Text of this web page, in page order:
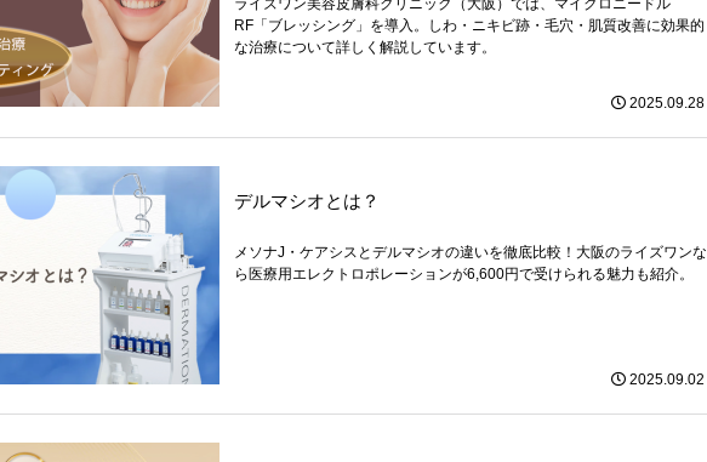
ライズワン美容皮膚科クリニック（大阪）では、マイクロニードル
RF「ブレッシング」を導入。しわ・ニキビ跡・毛穴・肌質改善に効果的
な治療について詳しく解説しています。
2025.09.28
デルマシオとは？
メソナJ・ケアシスとデルマシオの違いを徹底比較！大阪のライズワンな
ら医療用エレクトロポレーションが6,600円で受けられる魅力も紹介。
2025.09.02